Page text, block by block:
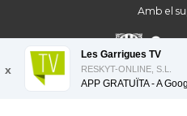
Amb el
x
Les Garrigues TV
RESKYT-ONLINE, S.L.
APP GRATUÏTA - A